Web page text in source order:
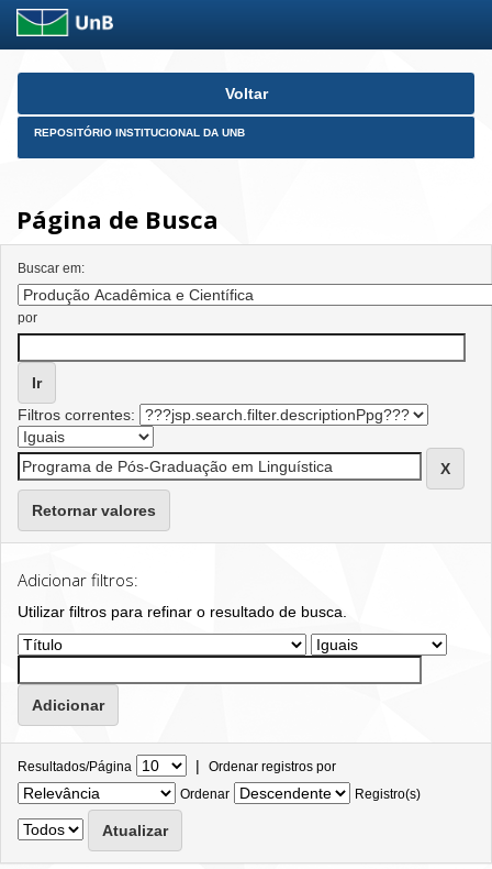
Skip
Voltar
REPOSITÓRIO INSTITUCIONAL DA UNB
Página de Busca
Buscar em:
por
Filtros correntes:
Retornar valores
Adicionar filtros:
Utilizar filtros para refinar o resultado de busca.
Resultados/Página | Ordenar registros por
Ordenar
Registro(s)